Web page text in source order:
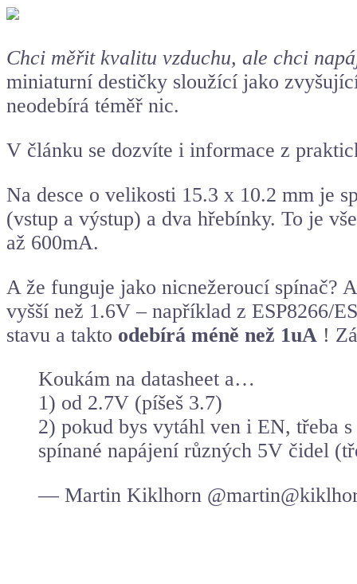
Chci měřit kvalitu vzduchu, ale chci
miniaturní destičky sloužící jako
neodebírá téměř nic.
V článku se dozvíte i informace z
Na desce o velikosti 15.3 x 10.2 mm je
(vstup a výstup) a dva hřebínky. To je
až 600mA.
A že funguje jako nicnežeroucí spínač?
vyšší než 1.6V – například z ESP8266/
stavu a takto odebírá méně než 1uA !
Koukám na datasheet a…
1) od 2.7V (píšeš 3.7)
2) pokud bys vytáhl ven i EN, třeba
spínané napájení různých 5V čidel
— Martin Kiklhorn